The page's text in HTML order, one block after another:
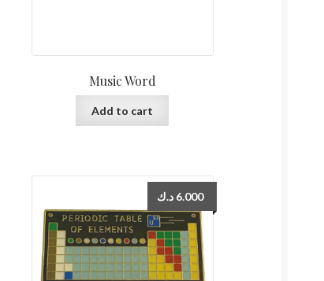
Music Word
Add to cart
6.000 د.ك